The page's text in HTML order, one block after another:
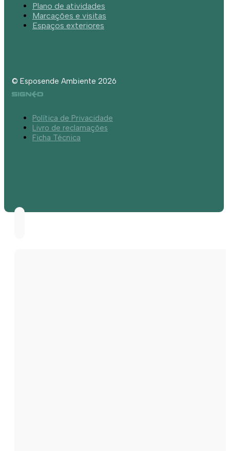
Plano de atividades
Marcações e visitas
Espaços exteriores
© Esposende Ambiente 2026
Política de Privacidade
Livro de reclamações
Ficha Técnica